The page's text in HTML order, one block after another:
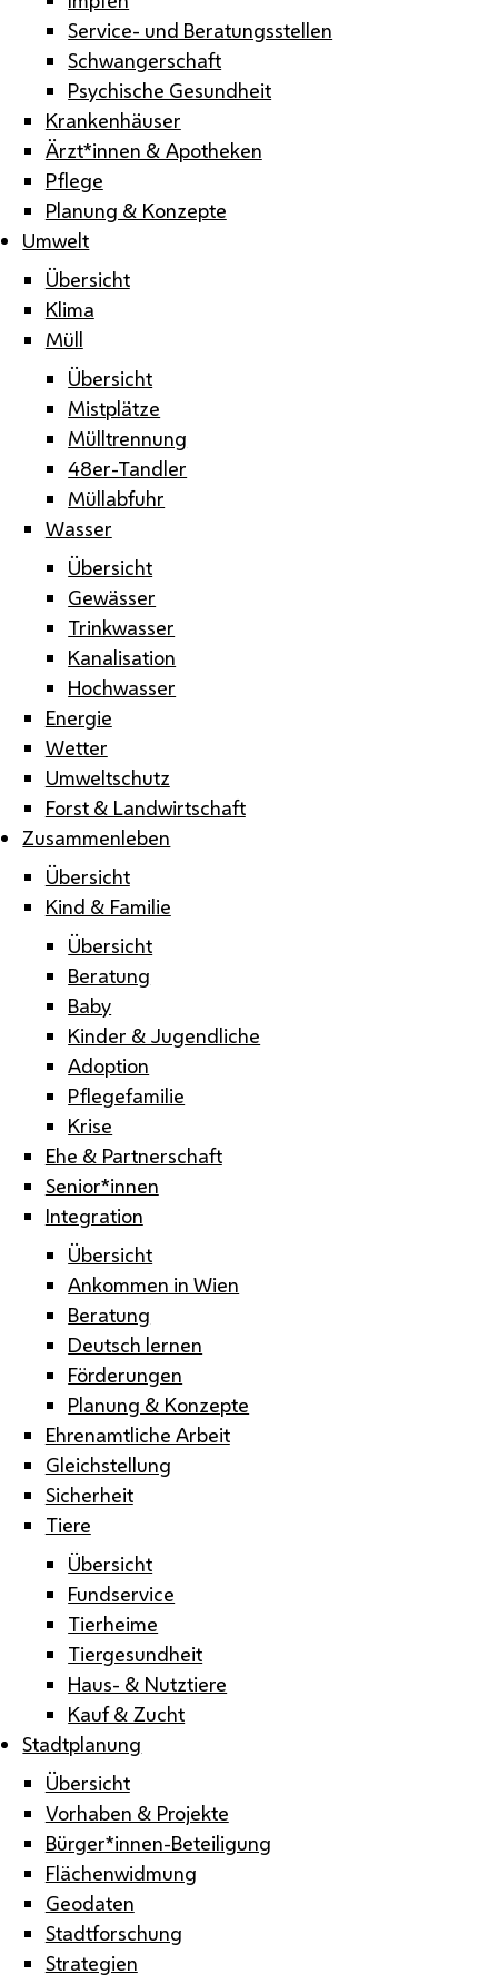
Service- und Beratungsstellen
Schwangerschaft
Psychische Gesundheit
Krankenhäuser
Ärzt*innen & Apotheken
Pflege
Planung & Konzepte
Umwelt
Übersicht
Klima
Müll
Übersicht
Mistplätze
Mülltrennung
48er-Tandler
Müllabfuhr
Wasser
Übersicht
Gewässer
Trinkwasser
Kanalisation
Hochwasser
Energie
Wetter
Umweltschutz
Forst & Landwirtschaft
Zusammenleben
Übersicht
Kind & Familie
Übersicht
Beratung
Baby
Kinder & Jugendliche
Adoption
Pflegefamilie
Krise
Ehe & Partnerschaft
Senior*innen
Integration
Übersicht
Ankommen in Wien
Beratung
Deutsch lernen
Förderungen
Planung & Konzepte
Ehrenamtliche Arbeit
Gleichstellung
Sicherheit
Tiere
Übersicht
Fundservice
Tierheime
Tiergesundheit
Haus- & Nutztiere
Kauf & Zucht
Stadtplanung
Übersicht
Vorhaben & Projekte
Bürger*innen-Beteiligung
Flächenwidmung
Geodaten
Stadtforschung
Strategien